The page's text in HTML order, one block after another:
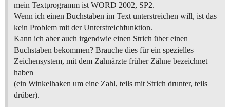
mein Textprogramm ist WORD 2002, SP2.
Wenn ich einen Buchstaben im Text unterstreichen will, ist das
kein Problem mit der Unterstreichfunktion.
Kann ich aber auch irgendwie einen Strich über einen
Buchstaben bekommen? Brauche dies für ein spezielles
Zeichensystem, mit dem Zahnärzte früher Zähne bezeichnet
haben
(ein Winkelhaken um eine Zahl, teils mit Strich drunter, teils
drüber).